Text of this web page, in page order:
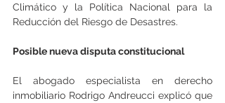
Climático y la Política Nacional para la
Reducción del Riesgo de Desastres.
Posible nueva disputa constitucional
El abogado especialista en derecho
inmobiliario Rodrigo Andreucci explicó que